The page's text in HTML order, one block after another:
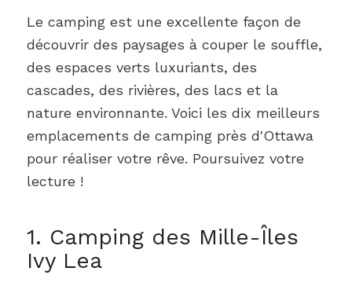
Le camping est une excellente façon de
découvrir des paysages à couper le souffle,
des espaces verts luxuriants, des
cascades, des rivières, des lacs et la
nature environnante. Voici les dix meilleurs
emplacements de camping près d'Ottawa
pour réaliser votre rêve. Poursuivez votre
lecture !
1. Camping des Mille-Îles
Ivy Lea